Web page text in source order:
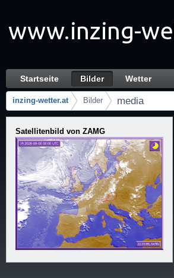
media - Bilder
Navigation
Startseite Bilder Wetter
Brotkrumen (Wo bin ich?)
inzing-wetter.at Bilder media
Satellitenbild von ZAMG